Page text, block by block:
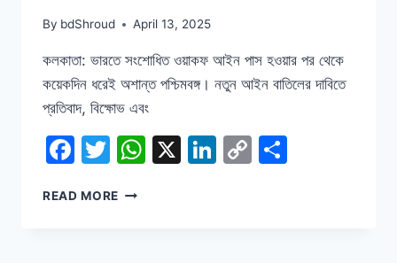
By bdShroud April 13, 2025
কলকাতা: ভারতে সংশোধিত ওয়াকফ আইন পাস হওয়ার পর থেকে
কয়েকদিন ধরেই অশান্ত পশ্চিমবঙ্গ। নতুন আইন বাতিলের দাবিতে
প্রতিবাদ, বিক্ষোভ এবং
Facebook
Twitter
WhatsApp
X LinkedIn
Copy
READ MORE ওয়াকফ